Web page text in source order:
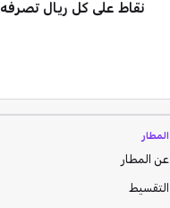
نقاط على كل ريال تصرفه
المطار
عن المطار
التقسيط